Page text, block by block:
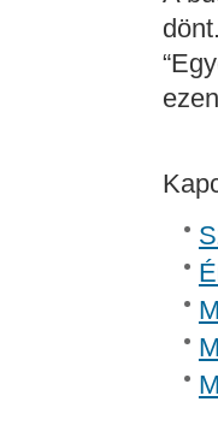
dönt.